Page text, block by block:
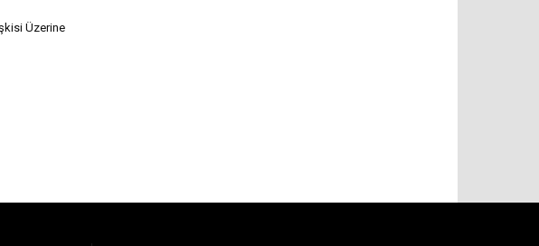
Üzerine